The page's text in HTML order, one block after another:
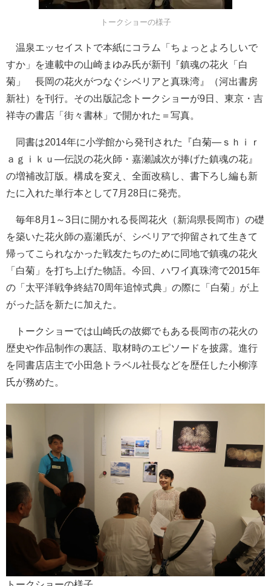
トークショーの様子
温泉エッセイストで本紙にコラム「ちょっとよろしいで
すか」を連載中の山崎まゆみ氏が新刊『鎮魂の花火「白
菊」 長岡の花火がつなぐシベリアと真珠湾』（河出書房
新社）を刊行。その出版記念トークショーが9日、東京・吉
祥寺の書店「街々書林」で開かれた＝写真。
同書は2014年に小学館から発刊された『白菊―ｓｈｉｒ
ａｇｉｋｕ―伝説の花火師・嘉瀬誠次が捧げた鎮魂の花』
の増補改訂版。構成を変え、全面改稿し、書下ろし編も新
たに入れた単行本として7月28日に発売。
毎年8月1～3日に開かれる長岡花火（新潟県長岡市）の礎
を築いた花火師の嘉瀬氏が、シベリアで抑留されて生きて
帰ってこられなかった戦友たちのために同地で鎮魂の花火
「白菊」を打ち上げた物語。今回、ハワイ真珠湾で2015年
の「太平洋戦争終結70周年追悼式典」の際に「白菊」が上
がった話を新たに加えた。
トークショーでは山崎氏の故郷でもある長岡市の花火の
歴史や作品制作の裏話、取材時のエピソードを披露。進行
を同書店店主で小田急トラベル社長などを歴任した小柳淳
氏が務めた。